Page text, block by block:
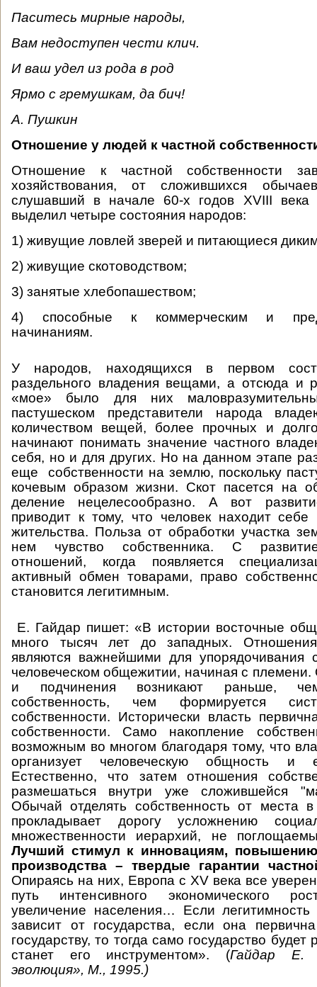
Паситесь мирные народы,
Вам недоступен чести клич.
И ваш удел из рода в род
Ярмо с гремушкам, да бич!
А. Пушкин
Отношение у людей к частной
Отношение к частной собственности
хозяйствования, от сложившихся
слушавший в начале 60-х годов XVIII
выделил четыре состояния народов:
1) живущие ловлей зверей и питающиеся
2) живущие скотоводством;
3) занятые хлебопашеством;
4) способные к коммерческим и
начинаниям.
У народов, находящихся в первом
раздельного владения вещами, а отсюда и
«мое» было для них
пастушеском представители народа
количеством вещей, более прочных и
начинают понимать значение частного
себя, но и для других. Но на данном этапе
еще собственности на землю, поскольку
кочевым образом жизни. Скот пасется на
деление нецелесообразно. А вот
приводит к тому, что человек находит себе
жительства. Польза от обработки участка
нем чувство собственника. С
отношений, когда появляется
активный обмен товарами, право
становится легитимным.
Е. Гайдар пишет: «В истории восточные
много тысяч лет до западных.
являются важнейшими для упорядочивания
человеческом общежитии, начиная с
и подчинения возникают раньше, чем
собственность, чем формируется
собственности. Исторически власть
собственности. Само накопление
возможным во многом благодаря тому, что
организует человеческую общность и
Естественно, что затем отношения
размешаться внутри уже сложившейся
Обычай отделять собственность от места в
прокладывает дорогу усложнению
множественности иерархий, не
Лучший стимул к инновациям,
производства – твердые гарантии
Опираясь на них, Европа с XV века все
путь интенсивного экономического
увеличение населения… Если легитимность
зависит от государства, если она
государству, то тогда само государство
станет его инструментом». (Гайдар Е.
эволюция», М., 1995.)